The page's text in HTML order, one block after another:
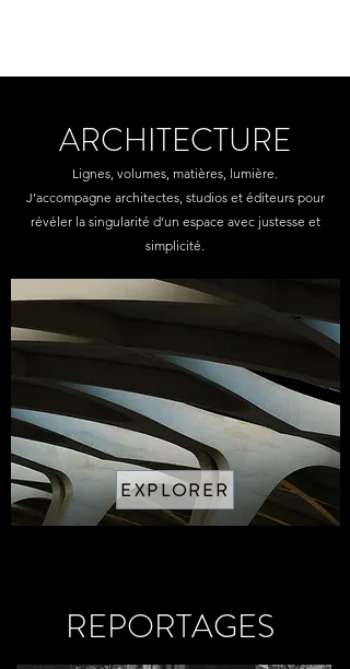
ARCHITECTURE
Lignes, volumes, matières, lumière.
J’accompagne architectes, studios et éditeurs pour
révéler la singularité d’un espace avec justesse et
simplicité.
EXPLORER
REPORTAGES